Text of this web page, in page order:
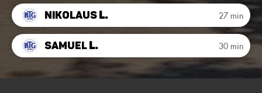
NikolausL. 27 min
SamuelL. 30 min